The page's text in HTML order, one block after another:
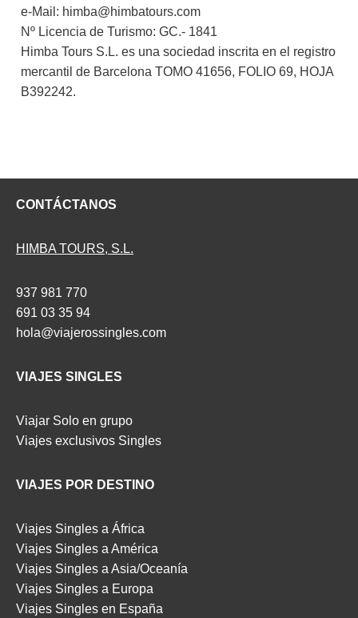
e-Mail: himba@himbatours.com
Nº Licencia de Turismo: GC.- 1841
Himba Tours S.L. es una sociedad inscrita en el registro
mercantil de Barcelona TOMO 41656, FOLIO 69, HOJA
B392242.
CONTÁCTANOS
HIMBA TOURS, S.L.
937 981 770
691 03 35 94
hola@viajerossingles.com
VIAJES SINGLES
Viajar Solo en grupo
Viajes exclusivos Singles
VIAJES POR DESTINO
Viajes Singles a África
Viajes Singles a América
Viajes Singles a Asia/Oceanía
Viajes Singles a Europa
Viajes Singles en España